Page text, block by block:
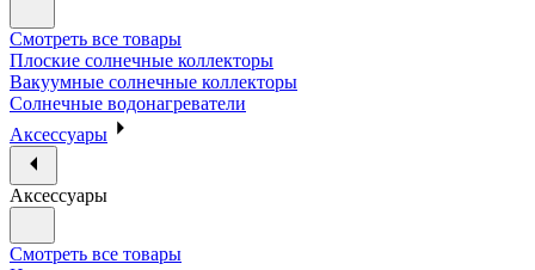
Смотреть все товары
Плоские солнечные коллекторы
Вакуумные солнечные коллекторы
Солнечные водонагреватели
Аксессуары
Аксессуары
Смотреть все товары